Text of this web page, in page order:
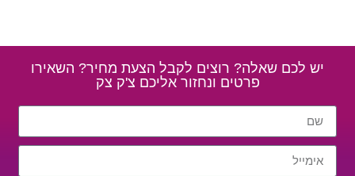
יש לכם שאלה? רוצים לקבל הצעת מחיר? השאירו
פרטים ונחזור אליכם צ'ק צק